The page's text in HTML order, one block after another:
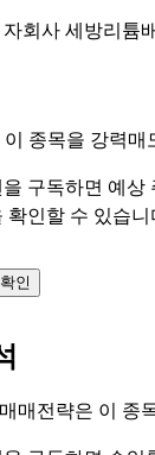
자회사 세방리튬
종목을 강력매
구독하면 예상
확인할 수 있습니
인
매전략은 이 종